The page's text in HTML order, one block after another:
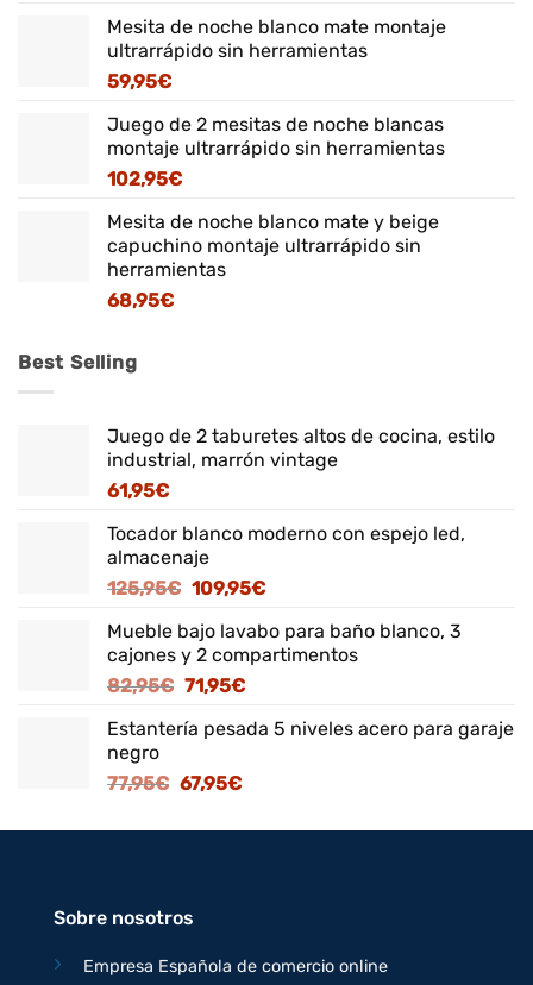
Mesita de noche blanco mate montaje
ultrarrápido sin herramientas
59,95€
Juego de 2 mesitas de noche blancas
montaje ultrarrápido sin herramientas
102,95€
Mesita de noche blanco mate y beige
capuchino montaje ultrarrápido sin
herramientas
68,95€
Best Selling
Juego de 2 taburetes altos de cocina, estilo
industrial, marrón vintage
61,95€
Tocador blanco moderno con espejo led,
almacenaje
125,95€ El
original
era:
125,95€.
109,95€El
actual
es:
Mueble bajo lavabo para baño blanco, 3
cajones y 2 compartimentos
82,95€ El
original
82,95€.
71,95€El
actual
Estantería pesada 5 niveles acero para garaje
negro
77,95€ El
original
67,95€El
actual
Sobre nosotros
Empresa Española de comercio online